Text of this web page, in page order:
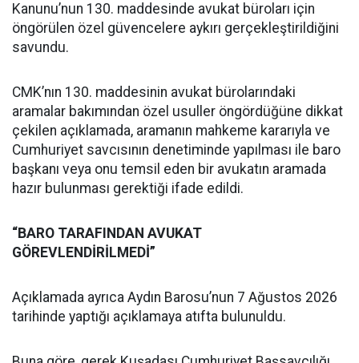
Kanunu’nun 130. maddesinde avukat büroları için
öngörülen özel güvencelere aykırı gerçekleştirildiğini
savundu.
CMK’nın 130. maddesinin avukat bürolarındaki
aramalar bakımından özel usuller öngördüğüne dikkat
çekilen açıklamada, aramanın mahkeme kararıyla ve
Cumhuriyet savcısının denetiminde yapılması ile baro
başkanı veya onu temsil eden bir avukatın aramada
hazır bulunması gerektiği ifade edildi.
“BARO TARAFINDAN AVUKAT
GÖREVLENDİRİLMEDİ”
Açıklamada ayrıca Aydın Barosu’nun 7 Ağustos 2026
tarihinde yaptığı açıklamaya atıfta bulunuldu.